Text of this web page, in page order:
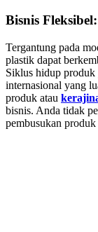
Bisnis Fleksibel:
Tergantung pada
plastik dapat
Siklus hidup
internasional yang
produk atau
bisnis. Anda tidak
pembusukan